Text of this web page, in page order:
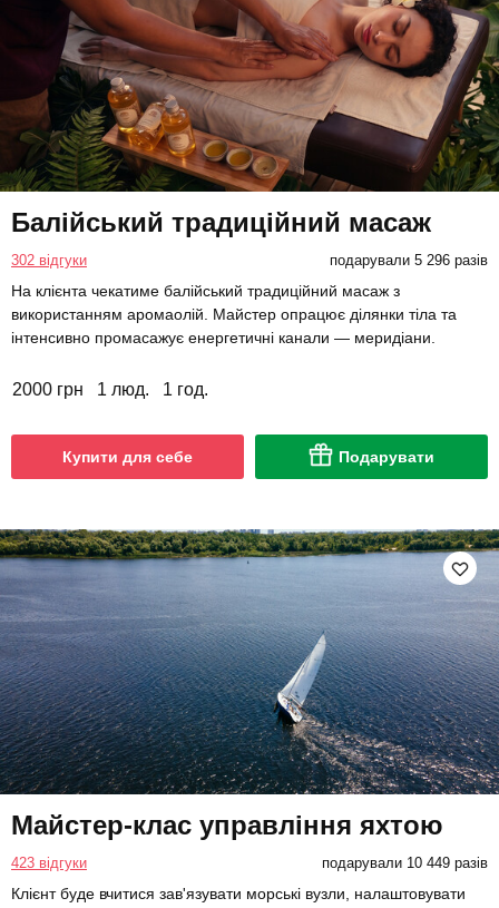
Балійський традиційний масаж
302 відгуки подарували 5 296 разів
На клієнта чекатиме балійський традиційний масаж з
використанням аромаолій. Майстер опрацює ділянки тіла та
інтенсивно промасажує енергетичні канали — меридіани.
2000 грн 1 люд. 1 год.
Купити для себе Подарувати
Майстер-клас управління яхтою
423 відгуки подарували 10 449 разів
Клієнт буде вчитися зав'язувати морські вузли, налаштовувати